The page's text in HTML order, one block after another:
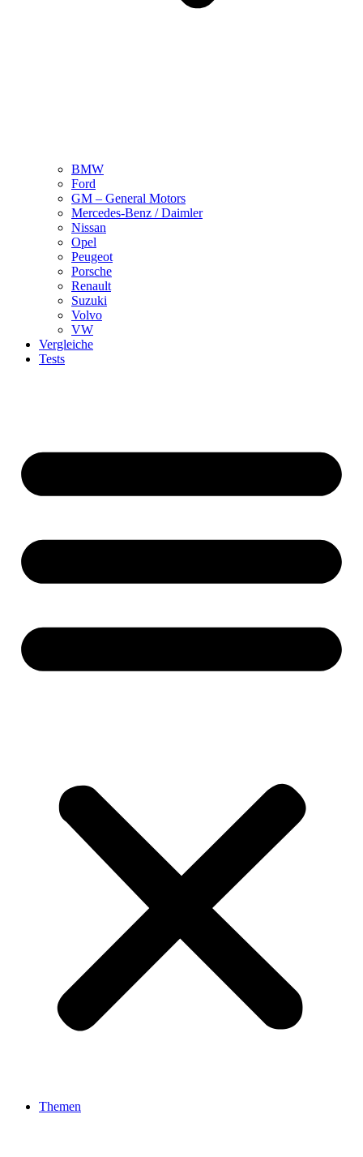
BMW
Ford
GM – General Motors
Mercedes-Benz / Daimler
Nissan
Opel
Peugeot
Porsche
Renault
Suzuki
Volvo
VW
Vergleiche
Tests
Themen